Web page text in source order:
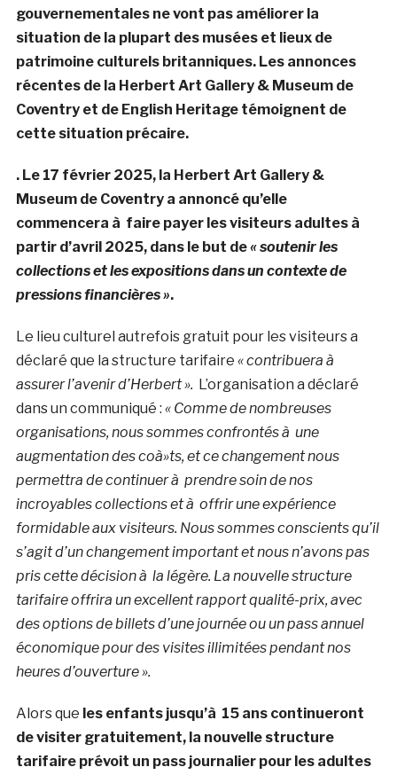
gouvernementales ne vont pas améliorer la
situation de la plupart des musées et lieux de
patrimoine culturels britanniques. Les annonces
récentes de la Herbert Art Gallery & Museum de
Coventry et de English Heritage témoignent de
cette situation précaire.
. Le 17 février 2025, la Herbert Art Gallery &
Museum de Coventry a annoncé qu’elle
commencera à faire payer les visiteurs adultes à
partir d’avril 2025, dans le but de« soutenir les
collections et les expositions dans un contexte de
pressions financières ».
Le lieu culturel autrefois gratuit pour les visiteurs a
déclaré que la structure tarifaire « contribuera à
assurer l’avenir d’Herbert ». L’organisation a déclaré
dans un communiqué : « Comme de nombreuses
organisations, nous sommes confrontés à une
augmentation des coà»ts, et ce changement nous
permettra de continuer à prendre soin de nos
incroyables collections et à offrir une expérience
formidable aux visiteurs. Nous sommes conscients qu’il
s’agit d’un changement important et nous n’avons pas
pris cette décision à la légère. La nouvelle structure
tarifaire offrira un excellent rapport qualité-prix, avec
des options de billets d’une journée ou un pass annuel
économique pour des visites illimitées pendant nos
heures d’ouverture ».
Alors que les enfants jusqu’à 15 ans continueront
de visiter gratuitement, la nouvelle structure
tarifaire prévoit un pass journalier pour les adultes